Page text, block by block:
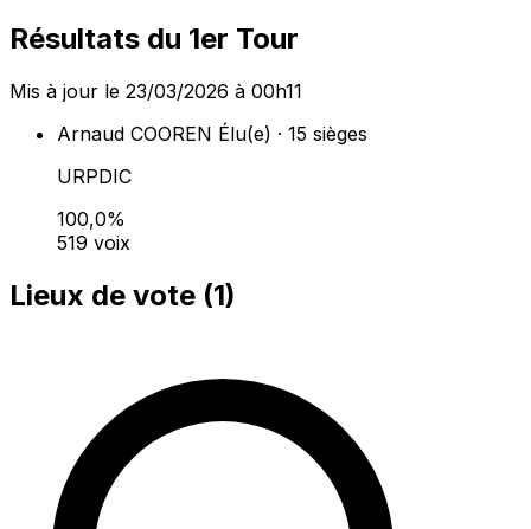
Résultats du 1er Tour
Mis à jour le 23/03/2026 à 00h11
Arnaud COOREN Élu(e) · 15 sièges
URPDIC
100,0%
519 voix
Lieux de vote (1)